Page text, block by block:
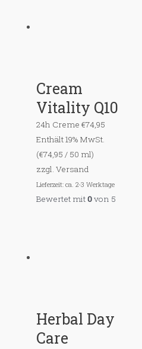
Cream
Vitality Q10
24h Creme€74,95
Enthält 19% MwSt.
(€74,95 / 50 ml)
zzgl.Versand
Lieferzeit: ca. 2-3 Werktage
Bewertet mit0von 5
Herbal Day
Care